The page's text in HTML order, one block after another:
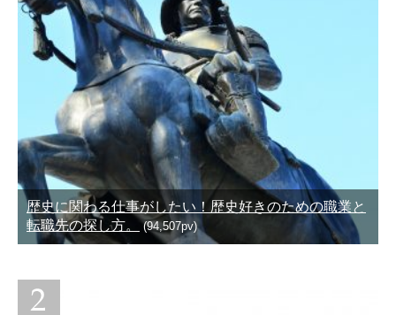
歴史に関わる仕事がしたい！歴史好きのための職業と
転職先の探し方。
(94,507pv)